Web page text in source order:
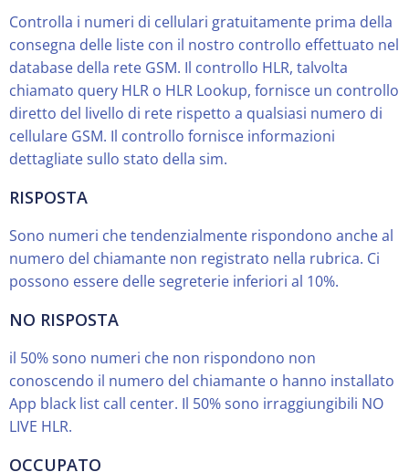
Controlla i numeri di cellulari gratuitamente prima della
consegna delle liste con il nostro controllo effettuato nel
database della rete GSM. Il controllo HLR, talvolta
chiamato query HLR o HLR Lookup, fornisce un controllo
diretto del livello di rete rispetto a qualsiasi numero di
cellulare GSM. Il controllo fornisce informazioni
dettagliate sullo stato della sim.
RISPOSTA
Sono numeri che tendenzialmente rispondono anche al
numero del chiamante non registrato nella rubrica. Ci
possono essere delle segreterie inferiori al 10%.
NO RISPOSTA
il 50% sono numeri che non rispondono non
conoscendo il numero del chiamante o hanno installato
App black list call center. Il 50% sono irraggiungibili NO
LIVE HLR.
OCCUPATO